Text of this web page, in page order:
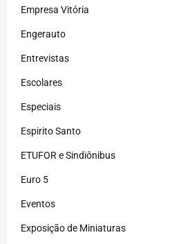
Empresa Vitória
Engerauto
Entrevistas
Escolares
Especiais
Espirito Santo
ETUFOR e Sindiônibus
Euro 5
Eventos
Exposição de Miniaturas